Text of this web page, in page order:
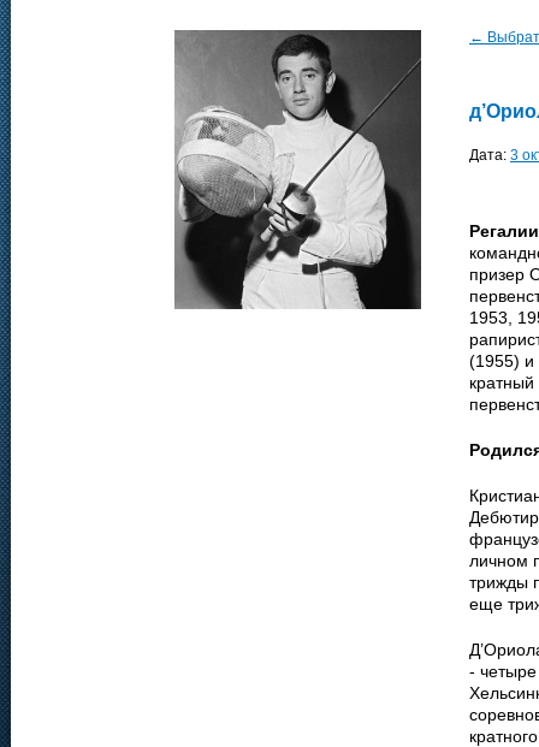
←
Дата: 3
призер
1953,
(1955) и
личном
трижды
еще
-